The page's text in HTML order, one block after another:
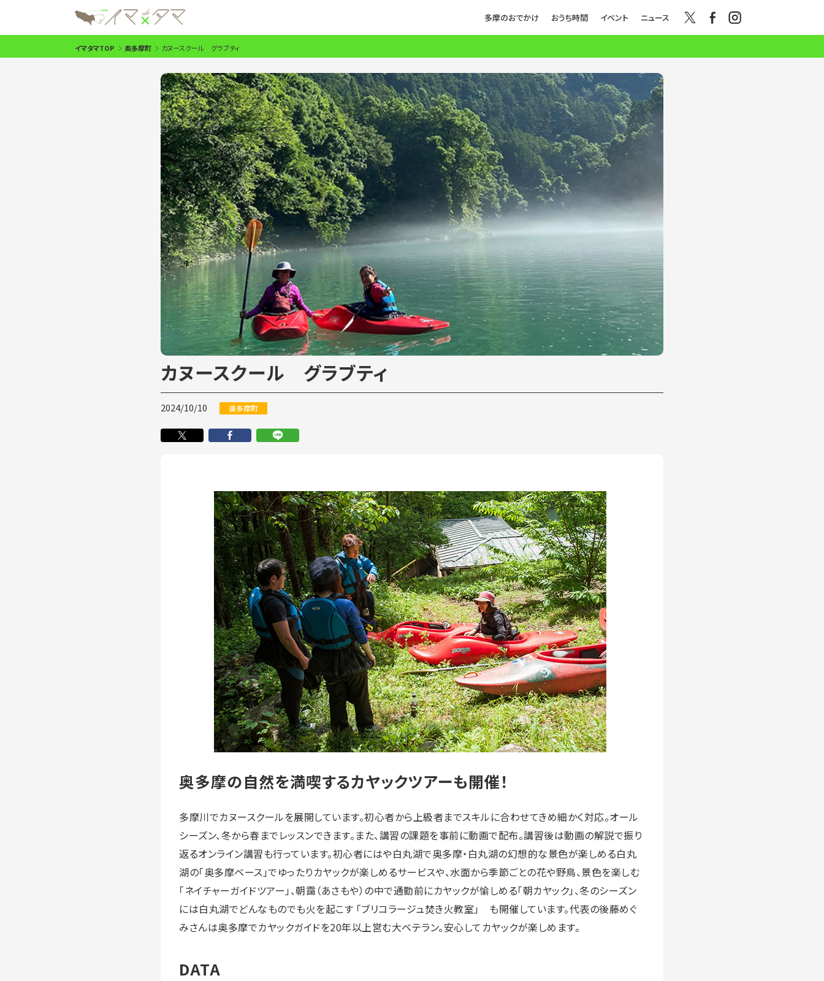
多摩のおでかけ おうち時間 イベント ニュース
イマタマTOP 奥多摩町 カヌースクール グラブティ
カヌースクール グラブティ
2024/10/10 奥多摩町
奥多摩の自然を満喫するカヤックツアーも開催！
多摩川でカヌースクールを展開しています。初心者から上級者までスキルに合わせてきめ細かく対応。オール
シーズン、冬から春までレッスンできます。また、講習の課題を事前に動画で配布。講習後は動画の解説で振り
返るオンライン講習も行っています。初心者にはや白丸湖で奥多摩・白丸湖の幻想的な景色が楽しめる白丸
湖の「奥多摩ベース」でゆったりカヤックが楽しめるサービスや、水面から季節ごとの花や野鳥、景色を楽しむ
「ネイチャーガイドツアー」、朝靄（あさもや）の中で通勤前にカヤックが愉しめる「朝カヤック」、冬のシーズン
には白丸湖でどんなものでも火を起こす 「ブリコラージュ焚き火教室」 も開催しています。代表の後藤めぐ
みさんは奥多摩でカヤックガイドを20年以上営む大ベテラン。安心してカヤックが楽しめます。
DATA